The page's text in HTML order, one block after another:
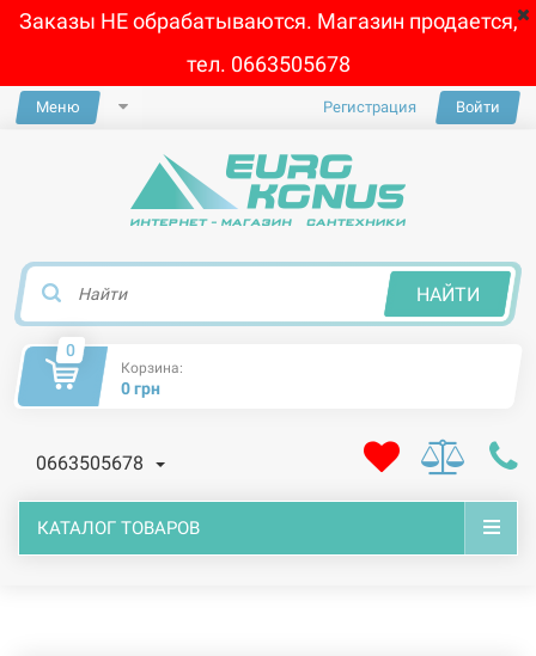
Заказы НЕ обрабатываются. Магазин продается,
тел. 0663505678
Меню Регистрация Войти
НАЙТИ
0
Корзина:
0 грн
0663505678
КАТАЛОГ ТОВАРОВ